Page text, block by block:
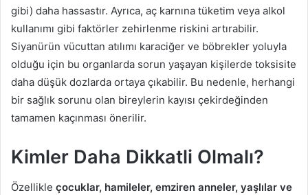
gibi) daha hassastır. Ayrıca, aç karnına tüketim veya alkol
kullanımı gibi faktörler zehirlenme riskini artırabilir.
Siyanürün vücuttan atılımı karaciğer ve böbrekler yoluyla
olduğu için bu organlarda sorun yaşayan kişilerde toksisite
daha düşük dozlarda ortaya çıkabilir. Bu nedenle, herhangi
bir sağlık sorunu olan bireylerin kayısı çekirdeğinden
tamamen kaçınması önerilir.
Kimler Daha Dikkatli Olmalı?
Özellikle çocuklar, hamileler, emziren anneler, yaşlılar ve